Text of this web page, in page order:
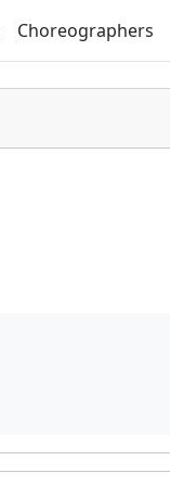
Choreographers